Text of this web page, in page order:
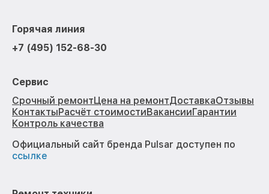
Горячая линия
+7 (495) 152-68-30
Сервис
Срочный ремонтЦена на ремонтДоставкаОтзывы
КонтактыРасчёт стоимостиВакансииГарантии
Контроль качества
Официальный сайт бренда Pulsar доступен по
ссылке